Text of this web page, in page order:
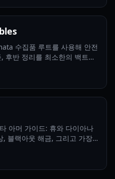
수집품 루트를 사용해 안전
후반 정리를 최소한의 백트래
아머 가이드: 휴와 다이아나
, 블랙아웃 해금, 그리고 가장